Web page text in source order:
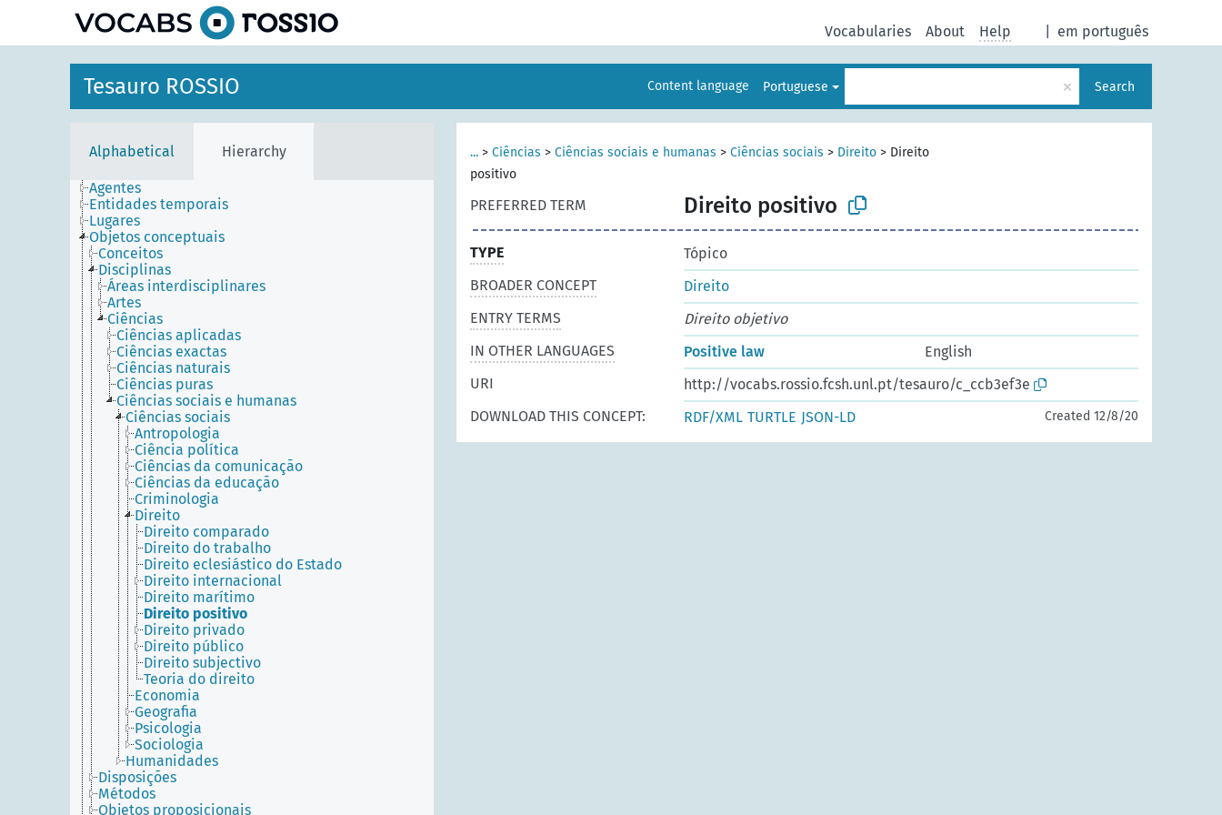
em português
Vocabularies About Help
Tesauro ROSSIO Content language Portuguese × Search
Alphabetical Hierarchy
Agentes
Entidades temporais
Lugares
Objetos conceptuais
Conceitos
Disciplinas
Áreas interdisciplinares
Artes
Ciências
Ciências aplicadas
Ciências exactas
Ciências naturais
Ciências puras
Ciências sociais e humanas
Ciências sociais
Antropologia
Ciência política
Ciências da comunicação
Ciências da educação
Criminologia
Direito
Direito comparado
Direito do trabalho
Direito eclesiástico do Estado
Direito internacional
Direito marítimo
Direito positivo
Direito privado
Direito público
Direito subjectivo
Teoria do direito
Economia
Geografia
Psicologia
Sociologia
Humanidades
Disposições
Métodos
Objetos proposicionais
... > Ciências > Ciências sociais e humanas > Ciências sociais > Direito > Direito
positivo
PREFERRED TERM Direito positivo
TYPE
Tópico
BROADER CONCEPT
Direito
ENTRY TERMS
Direito objetivo
IN OTHER LANGUAGES
Positive law
English
URI
http://vocabs.rossio.fcsh.unl.pt/tesauro/c_ccb3ef3e
DOWNLOAD THIS CONCEPT:
RDF/XML TURTLE JSON-LD Created 12/8/20